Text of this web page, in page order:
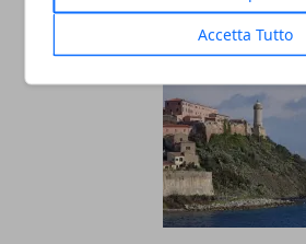
Accetta Tutto
ARTICOLI CORRELATI